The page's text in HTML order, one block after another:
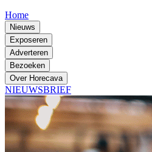
Home
Nieuws
Exposeren
Adverteren
Bezoeken
Over Horecava
NIEUWSBRIEF